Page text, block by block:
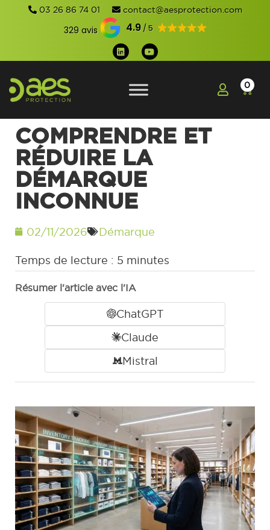
03 26 86 74 01 contact@aesprotection.com
329 avis 4.9
0
COMPRENDRE ET
RÉDUIRE LA
DÉMARQUE
INCONNUE
02/11/2026 Démarque
Temps de lecture : 5 minutes
Résumer l'article avec l'IA
ChatGPT
Claude
Mistral